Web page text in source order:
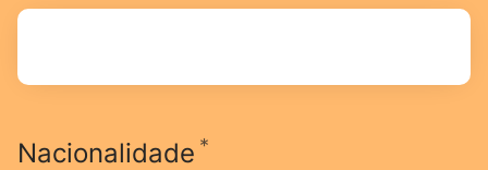
Nacionalidade *